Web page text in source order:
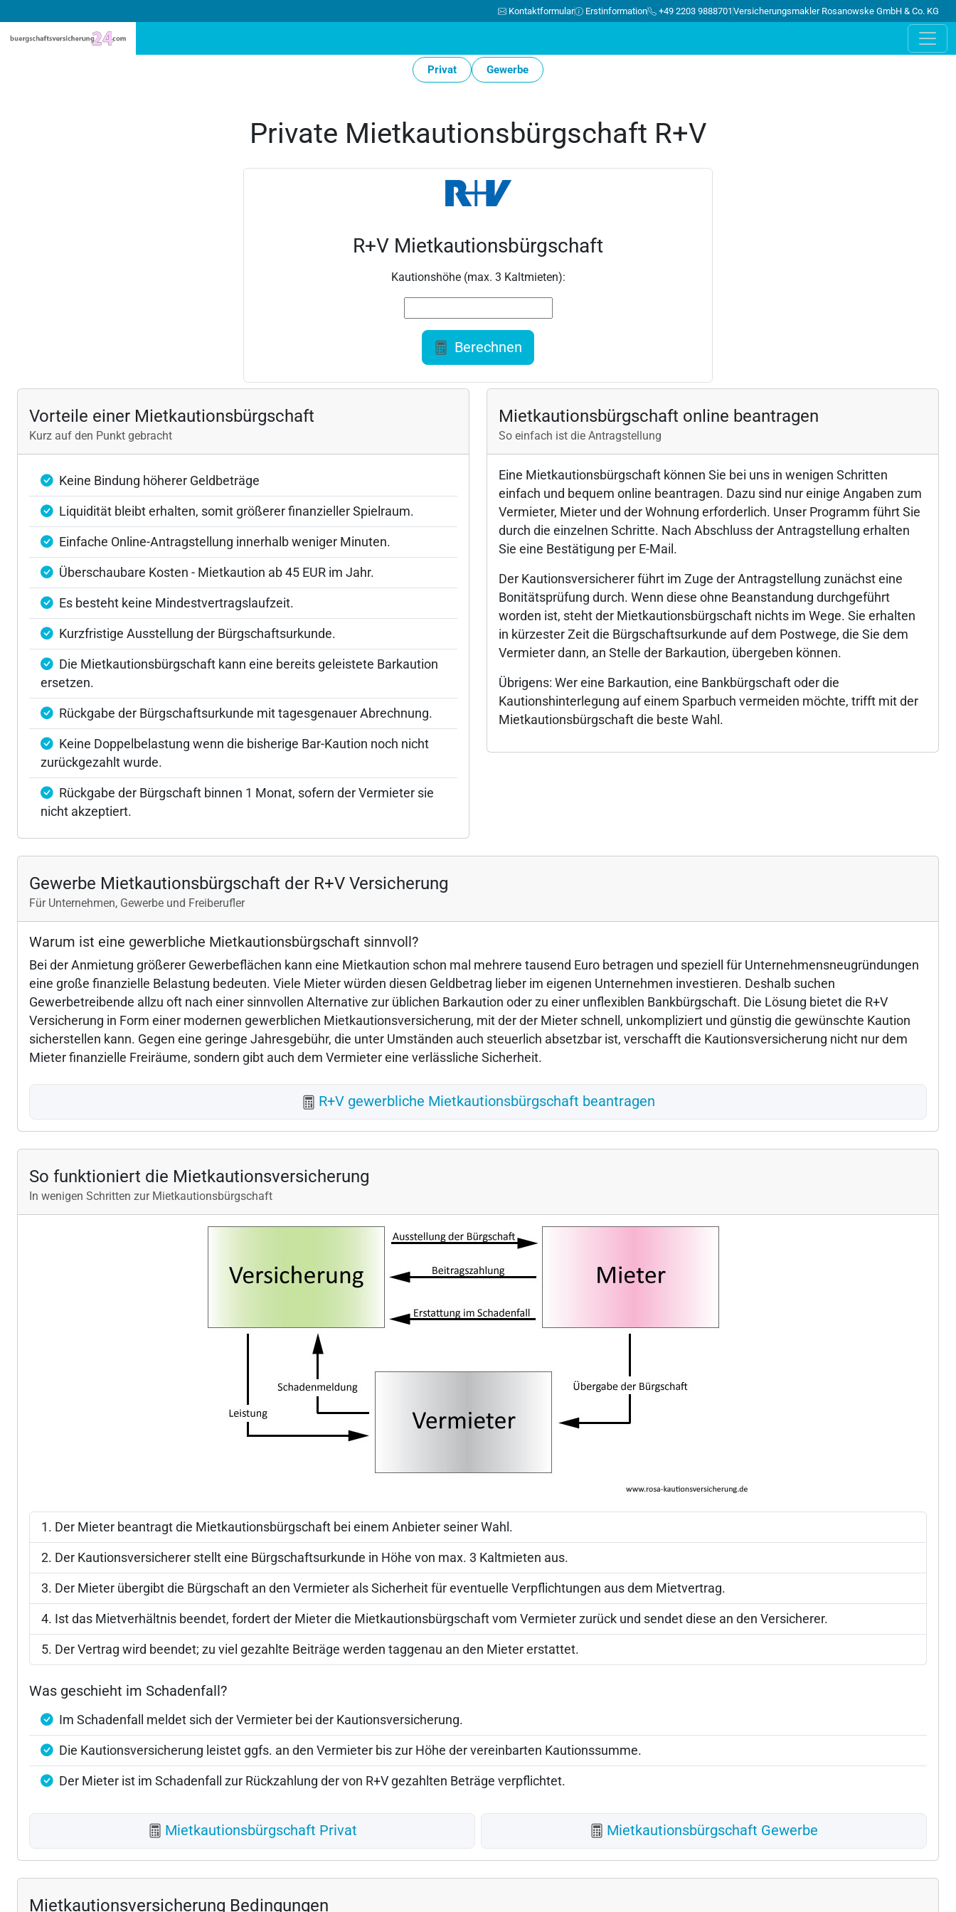
Kontaktformular Erstinformation +49 2203 9888701 Versicherungsmakler Rosanowske GmbH & Co. KG
Privat Gewerbe
Private Mietkautionsbürgschaft R+V
R+V Mietkautionsbürgschaft
Kautionshöhe (max. 3 Kaltmieten):
Berechnen
Vorteile einer Mietkautionsbürgschaft
Kurz auf den Punkt gebracht
Keine Bindung höherer Geldbeträge
Liquidität bleibt erhalten, somit größerer finanzieller Spielraum.
Einfache Online-Antragstellung innerhalb weniger Minuten.
Überschaubare Kosten - Mietkaution ab 45 EUR im Jahr.
Es besteht keine Mindestvertragslaufzeit.
Kurzfristige Ausstellung der Bürgschaftsurkunde.
Die Mietkautionsbürgschaft kann eine bereits geleistete Barkaution
ersetzen.
Rückgabe der Bürgschaftsurkunde mit tagesgenauer Abrechnung.
Keine Doppelbelastung wenn die bisherige Bar-Kaution noch nicht
zurückgezahlt wurde.
Rückgabe der Bürgschaft binnen 1 Monat, sofern der Vermieter sie
nicht akzeptiert.
Mietkautionsbürgschaft online beantragen
So einfach ist die Antragstellung
Eine Mietkautionsbürgschaft können Sie bei uns in wenigen Schritten
einfach und bequem online beantragen. Dazu sind nur einige Angaben zum
Vermieter, Mieter und der Wohnung erforderlich. Unser Programm führt Sie
durch die einzelnen Schritte. Nach Abschluss der Antragstellung erhalten
Sie eine Bestätigung per E-Mail.
Der Kautionsversicherer führt im Zuge der Antragstellung zunächst eine
Bonitätsprüfung durch. Wenn diese ohne Beanstandung durchgeführt
worden ist, steht der Mietkautionsbürgschaft nichts im Wege. Sie erhalten
in kürzester Zeit die Bürgschaftsurkunde auf dem Postwege, die Sie dem
Vermieter dann, an Stelle der Barkaution, übergeben können.
Übrigens: Wer eine Barkaution, eine Bankbürgschaft oder die
Kautionshinterlegung auf einem Sparbuch vermeiden möchte, trifft mit der
Mietkautionsbürgschaft die beste Wahl.
Gewerbe Mietkautionsbürgschaft der R+V Versicherung
Für Unternehmen, Gewerbe und Freiberufler
Warum ist eine gewerbliche Mietkautionsbürgschaft sinnvoll?
Bei der Anmietung größerer Gewerbeflächen kann eine Mietkaution schon mal mehrere tausend Euro betragen und speziell für Unternehmensneugründungen
eine große finanzielle Belastung bedeuten. Viele Mieter würden diesen Geldbetrag lieber im eigenen Unternehmen investieren. Deshalb suchen
Gewerbetreibende allzu oft nach einer sinnvollen Alternative zur üblichen Barkaution oder zu einer unflexiblen Bankbürgschaft. Die Lösung bietet die R+V
Versicherung in Form einer modernen gewerblichen Mietkautionsversicherung, mit der der Mieter schnell, unkompliziert und günstig die gewünschte Kaution
sicherstellen kann. Gegen eine geringe Jahresgebühr, die unter Umständen auch steuerlich absetzbar ist, verschafft die Kautionsversicherung nicht nur dem
Mieter finanzielle Freiräume, sondern gibt auch dem Vermieter eine verlässliche Sicherheit.
R+V gewerbliche Mietkautionsbürgschaft beantragen
So funktioniert die Mietkautionsversicherung
In wenigen Schritten zur Mietkautionsbürgschaft
Der Mieter beantragt die Mietkautionsbürgschaft bei einem Anbieter seiner Wahl.
Der Kautionsversicherer stellt eine Bürgschaftsurkunde in Höhe von max. 3 Kaltmieten aus.
Der Mieter übergibt die Bürgschaft an den Vermieter als Sicherheit für eventuelle Verpflichtungen aus dem Mietvertrag.
Ist das Mietverhältnis beendet, fordert der Mieter die Mietkautionsbürgschaft vom Vermieter zurück und sendet diese an den Versicherer.
Der Vertrag wird beendet; zu viel gezahlte Beiträge werden taggenau an den Mieter erstattet.
Was geschieht im Schadenfall?
Im Schadenfall meldet sich der Vermieter bei der Kautionsversicherung.
Die Kautionsversicherung leistet ggfs. an den Vermieter bis zur Höhe der vereinbarten Kautionssumme.
Der Mieter ist im Schadenfall zur Rückzahlung der von R+V gezahlten Beträge verpflichtet.
Mietkautionsbürgschaft Privat Mietkautionsbürgschaft Gewerbe
Mietkautionsversicherung Bedingungen